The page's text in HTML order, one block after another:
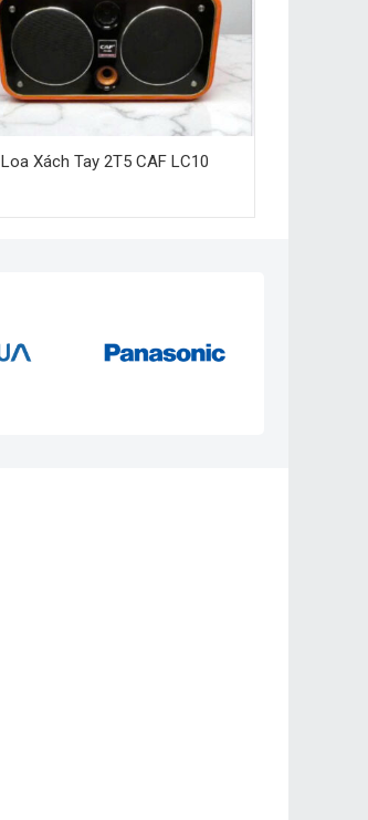
Loa Xách Tay 2T5 CAF LC10